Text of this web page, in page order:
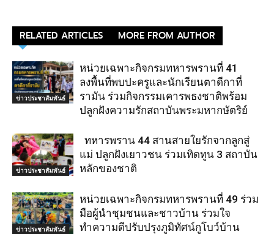
RELATED ARTICLES MORE FROM AUTHOR
ข่าวประชาสัมพันธ์
หน่วยเฉพาะกิจกรมทหารพรานที่ 41
ลงพื้นที่พบปะครูและนักเรียนตาดีกาที่
รามัน ร่วมกิจกรรมเคารพธงชาติพร้อม
ปลูกฝังความรักสถาบันพระมหากษัตริย์
ข่าวประชาสัมพันธ์
ทหารพราน 44 สานสายใยรักจากลูกสู่
แม่ ปลูกฝังเยาวชน ร่วมเทิดทูน 3 สถาบัน
หลักของชาติ
ข่าวประชาสัมพันธ์
หน่วยเฉพาะกิจกรมทหารพรานที่ 49 ร่วม
มือผู้นำชุมชนและชาวบ้าน ร่วมใจ
ทำความดีปรับปรุงภูมิทัศน์กูโบว์บ้าน